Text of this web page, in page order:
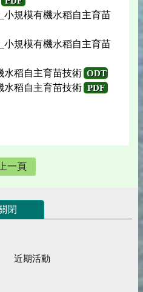
小規模有機水稻自主育苗
小規模有機水稻自主育苗
水稻自主育苗技術 ODT
水稻自主育苗技術 PDF
一頁
閉
近期活動